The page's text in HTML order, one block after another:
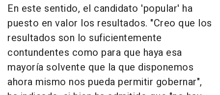
En este sentido, el candidato 'popular' ha
puesto en valor los resultados. "Creo que los
resultados son lo suficientemente
contundentes como para que haya esa
mayoría solvente que la que disponemos
ahora mismo nos pueda permitir gobernar",